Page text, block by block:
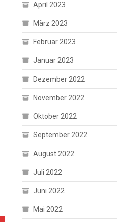
April 2023
März 2023
Februar 2023
Januar 2023
Dezember 2022
November 2022
Oktober 2022
September 2022
August 2022
Juli 2022
Juni 2022
Mai 2022